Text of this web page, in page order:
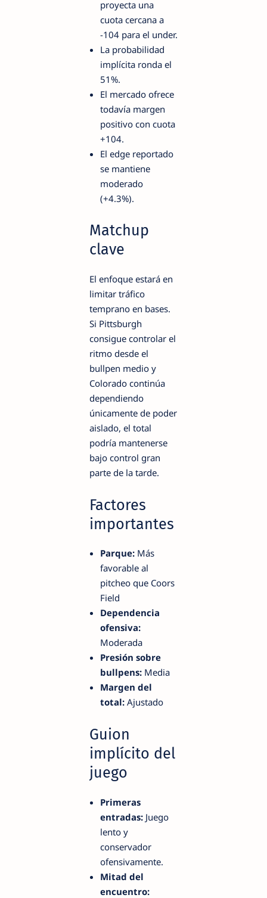
proyecta una
cuota cercana a
-104 para el under.
La probabilidad
implícita ronda el
51%.
El mercado ofrece
todavía margen
positivo con cuota
+104.
El edge reportado
se mantiene
moderado
(+4.3%).
Matchup
clave
El enfoque estará en
limitar tráfico
temprano en bases.
Si Pittsburgh
consigue controlar el
ritmo desde el
bullpen medio y
Colorado continúa
dependiendo
únicamente de poder
aislado, el total
podría mantenerse
bajo control gran
parte de la tarde.
Factores
importantes
Parque: Más
favorable al
pitcheo que Coors
Field
Dependencia
ofensiva:
Moderada
Presión sobre
bullpens: Media
Margen del
total: Ajustado
Guion
implícito del
juego
Primeras
entradas: Juego
lento y
conservador
ofensivamente.
Mitad del
encuentro: